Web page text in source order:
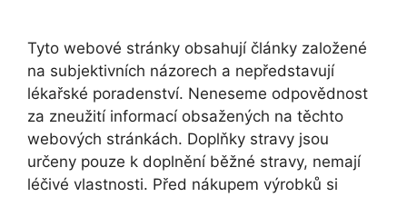
Tyto webové stránky obsahují články založené
na subjektivních názorech a nepředstavují
lékařské poradenství. Neneseme odpovědnost
za zneužití informací obsažených na těchto
webových stránkách. Doplňky stravy jsou
určeny pouze k doplnění běžné stravy, nemají
léčivé vlastnosti. Před nákupem výrobků si